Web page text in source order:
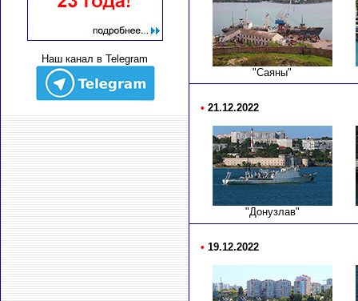
Наш канал в Telegram
"Саяны"
• 21.12.2022
"Донузлав"
• 19.12.2022